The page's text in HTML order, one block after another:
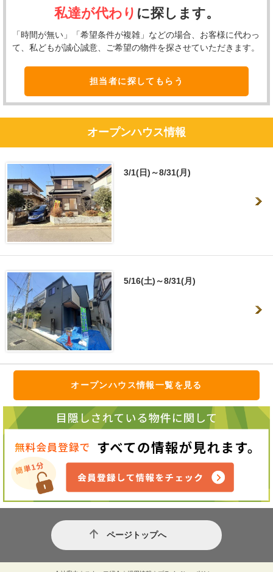
私達が代わり に探します。
「時間が無い」「希望条件が複雑」などの場合、お客様に代わっ
て、私どもが誠心誠意、ご希望の物件を探させていただきます。
担当者に探してもらう
オープンハウス情報
3/1(日)～8/31(月)
5/16(土)～8/31(月)
オープンハウス情報一覧を見る
ページトップへ